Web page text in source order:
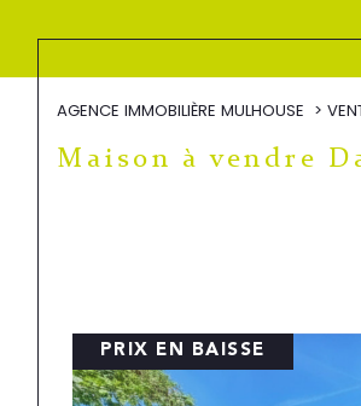
AGENCE IMMOBILIÈRE MULHOUSE
Maison à vendre
PRIX EN BAISSE